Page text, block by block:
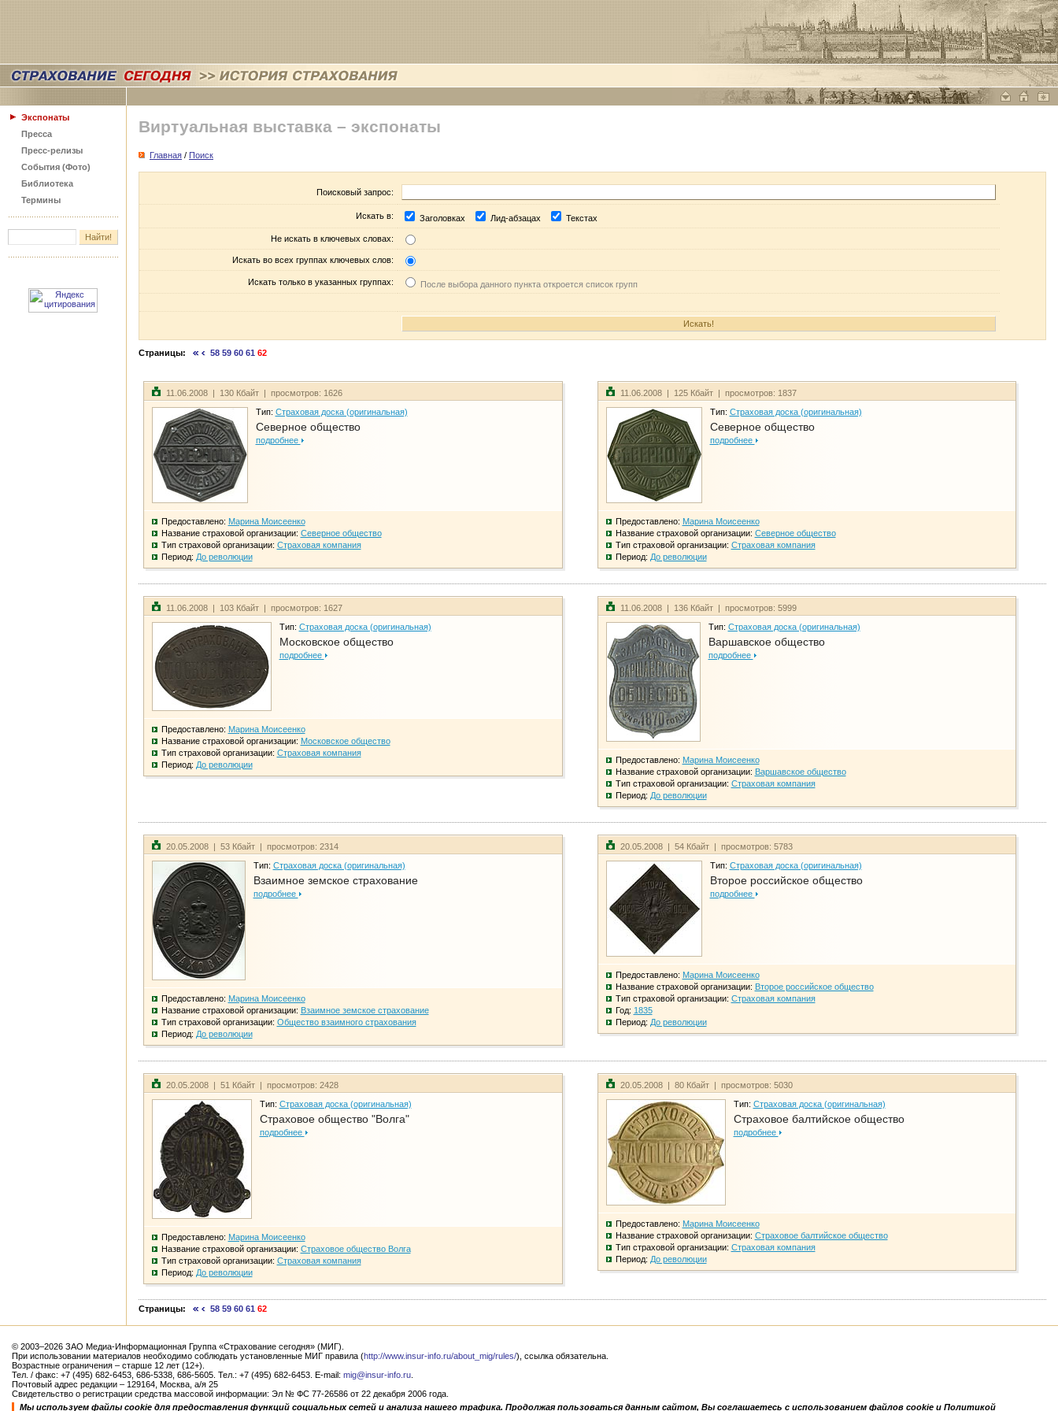
Экспонаты
Пресса
Пресс-релизы
События (Фото)
Библиотека
Термины
Виртуальная выставка – экспонаты
Главная / Поиск
Поисковый запрос:
Искать в: Заголовках Лид-абзацах Текстах
Не искать в ключевых словах:
Искать во всех группах ключевых слов:
Искать только в указанных группах: После выбора данного пункта откроется список групп
Страницы: 58 59 60 61 62
11.06.2008 | 130 Кбайт | просмотров: 1626
Тип: Страховая доска (оригинальная)
Северное общество
подробнее
Предоставлено: Марина Моисеенко
Название страховой организации: Северное общество
Тип страховой организации: Страховая компания
Период: До революции
11.06.2008 | 125 Кбайт | просмотров: 1837
Тип: Страховая доска (оригинальная)
Северное общество
подробнее
Предоставлено: Марина Моисеенко
Название страховой организации: Северное общество
Тип страховой организации: Страховая компания
Период: До революции
11.06.2008 | 103 Кбайт | просмотров: 1627
Тип: Страховая доска (оригинальная)
Московское общество
подробнее
Предоставлено: Марина Моисеенко
Название страховой организации: Московское общество
Тип страховой организации: Страховая компания
Период: До революции
11.06.2008 | 136 Кбайт | просмотров: 5999
Тип: Страховая доска (оригинальная)
Варшавское общество
подробнее
Предоставлено: Марина Моисеенко
Название страховой организации: Варшавское общество
Тип страховой организации: Страховая компания
Период: До революции
20.05.2008 | 53 Кбайт | просмотров: 2314
Тип: Страховая доска (оригинальная)
Взаимное земское страхование
подробнее
Предоставлено: Марина Моисеенко
Название страховой организации: Взаимное земское страхование
Тип страховой организации: Общество взаимного страхования
Период: До революции
20.05.2008 | 54 Кбайт | просмотров: 5783
Тип: Страховая доска (оригинальная)
Второе российское общество
подробнее
Предоставлено: Марина Моисеенко
Название страховой организации: Второе российское общество
Тип страховой организации: Страховая компания
Год: 1835
Период: До революции
20.05.2008 | 51 Кбайт | просмотров: 2428
Тип: Страховая доска (оригинальная)
Страховое общество "Волга"
подробнее
Предоставлено: Марина Моисеенко
Название страховой организации: Страховое общество Волга
Тип страховой организации: Страховая компания
Период: До революции
20.05.2008 | 80 Кбайт | просмотров: 5030
Тип: Страховая доска (оригинальная)
Страховое балтийское общество
подробнее
Предоставлено: Марина Моисеенко
Название страховой организации: Страховое балтийское общество
Тип страховой организации: Страховая компания
Период: До революции
Страницы: 58 59 60 61 62
© 2003–2026 ЗАО Медиа-Информационная Группа «Страхование сегодня» (МИГ).
При использовании материалов необходимо соблюдать установленные МИГ правила (http://www.insur-info.ru/about_mig/rules/), ссылка обязательна.
Возрастные ограничения – старше 12 лет (12+).
Тел. / факс: +7 (495) 682-6453, 686-5338, 686-5605. Тел.: +7 (495) 682-6453. E-mail: mig@insur-info.ru
Почтовый адрес редакции – 129164, Москва, а/я 25
Свидетельство о регистрации средства массовой информации: Эл № ФС 77-26586 от 22 декабря 2006 года.
Мы используем файлы cookie для предоставления функций социальных сетей и анализа нашего трафика. Продолжая пользоваться данным сайтом, Вы соглашаетесь с использованием файлов cookie и Политикой